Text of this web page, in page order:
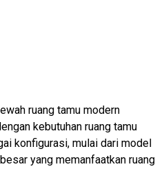
ruang tamu modern
kebutuhan ruang tamu
konfigurasi, mulai dari model
yang memanfaatkan ruang